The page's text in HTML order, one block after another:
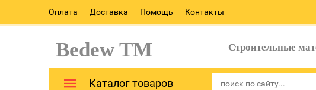
Оплата Доставка Помощь Контакты
Bedew TM Строительные
Каталог товаров